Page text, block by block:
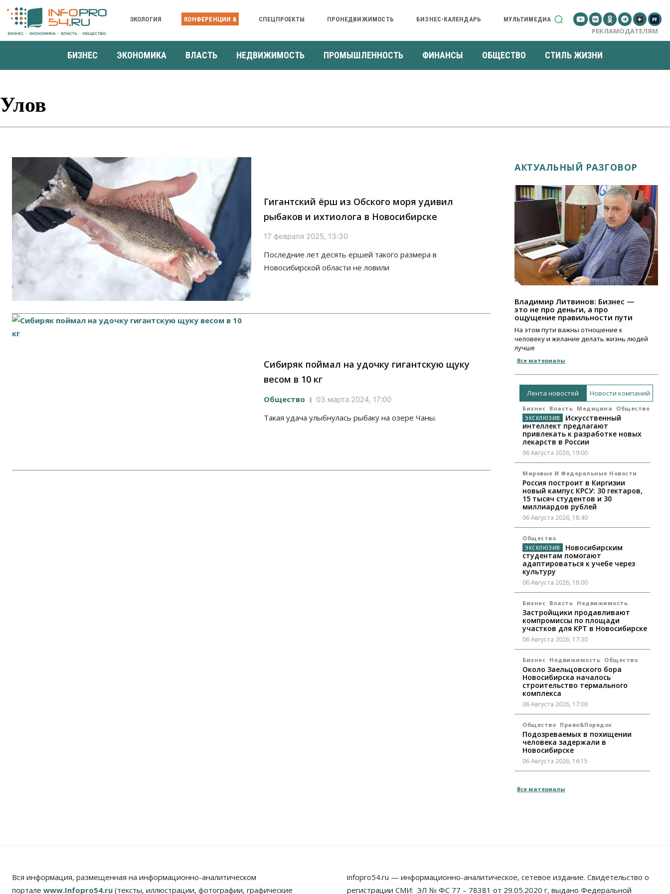
ЭКОЛОГИЯ КОНФЕРЕНЦИИ & СПЕЦПРОЕКТЫ ПРОНЕДВИЖИМОСТЬ БИЗНЕС-КАЛЕНДАРЬ МУЛЬТИМЕДИА
РЕКЛАМОДАТЕЛЯМ
БИЗНЕС ЭКОНОМИКА ВЛАСТЬ НЕДВИЖИМОСТЬ ПРОМЫШЛЕННОСТЬ ФИНАНСЫ ОБЩЕСТВО СТИЛЬ ЖИЗНИ
Улов
Гигантский ёрш из Обского моря удивил
рыбаков и ихтиолога в Новосибирске
17 февраля 2025, 13:30
Последние лет десять ершей такого размера в
Новосибирской области не ловили
Сибиряк поймал на удочку гигантскую щуку
весом в 10 кг
Общество 03 марта 2024, 17:00
Такая удача улыбнулась рыбаку на озере Чаны.
АКТУАЛЬНЫЙ РАЗГОВОР
Владимир Литвинов: Бизнес —
это не про деньги, а про
ощущение правильности пути
На этом пути важны отношение к
человеку и желание делать жизнь людей
лучше
Все материалы
Лента новостей Новости компаний
Бизнес Власть Медицина Общество
Искусственный
интеллект предлагают
привлекать к разработке новых
лекарств в России
06 Августа 2026, 19:00
Мировые И Федеральные Новости
Россия построит в Киргизии
новый кампус КРСУ: 30 гектаров,
15 тысяч студентов и 30
миллиардов рублей
06 Августа 2026, 18:40
Общество
Новосибирским
студентам помогают
адаптироваться к учебе через
культуру
06 Августа 2026, 18:00
Бизнес Власть Недвижимость
Застройщики продавливают
компромиссы по площади
участков для КРТ в Новосибирске
06 Августа 2026, 17:30
Бизнес Недвижимость Общество
Около Заельцовского бора
Новосибирска началось
строительство термального
комплекса
06 Августа 2026, 17:00
Общество Право&Порядок
Подозреваемых в похищении
человека задержали в
Новосибирске
06 Августа 2026, 16:15
Пенсионеры старше 80 лет в
Власть
Все материалы
Вся информация, размещенная на информационно-аналитическом
портале www.Infopro54.ru (тексты, иллюстрации, фотографии, графические
infopro54.ru — информационно-аналитическое, сетевое издание. Свидетельство о
регистрации СМИ: ЭЛ № ФС 77 – 78381 от 29.05.2020 г, выдано Федеральной